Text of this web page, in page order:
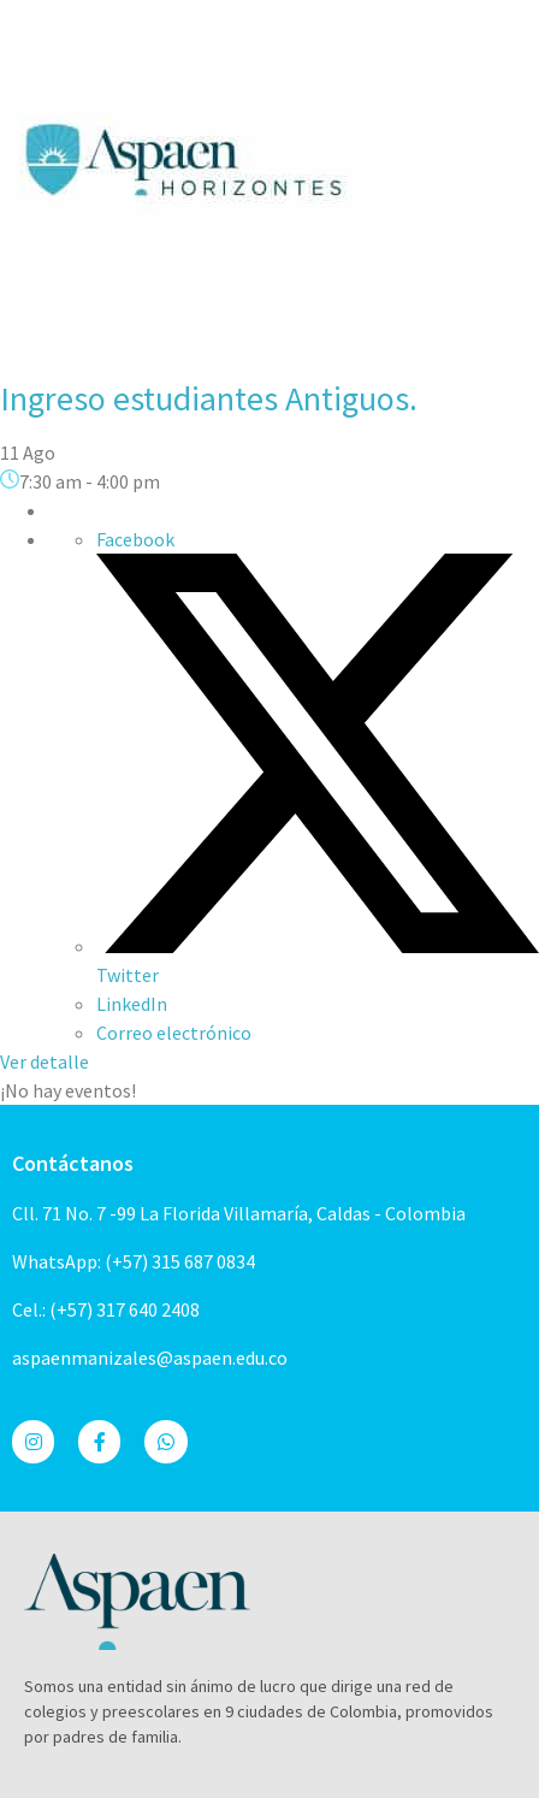
Ingreso estudiantes Antiguos.
11 Ago
7:30 am - 4:00 pm
Facebook
Twitter
LinkedIn
Correo electrónico
Ver detalle
¡No hay eventos!
Contáctanos
Cll. 71 No. 7 -99 La Florida Villamaría, Caldas - Colombia
WhatsApp: (+57) 315 687 0834
Cel.: (+57) 317 640 2408
aspaenmanizales@aspaen.edu.co
Somos una entidad sin ánimo de lucro que dirige una red de
colegios y preescolares en 9 ciudades de Colombia, promovidos
por padres de familia.